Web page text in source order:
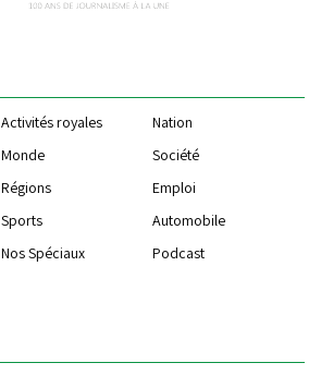
Activités royales
Nation
Monde
Société
Régions
Emploi
Sports
Automobile
Nos Spéciaux Podcast